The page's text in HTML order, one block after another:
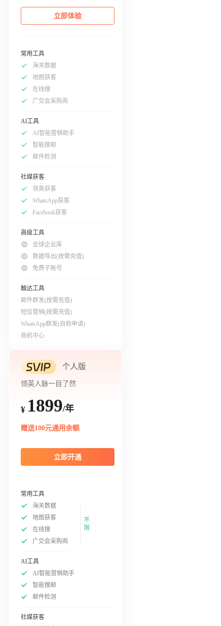
立即体验
常用工具
海关数据
地图获客
在线搜
广交会采购商
AI工具
AI智能营销助手
智能搜邮
邮件检测
社媒获客
领英获客
WhatsApp获客
Facebook获客
高级工具
全球企业库
数据导出(按需充值)
免费子账号
触达工具
邮件群发(按需充值)
短信营销(按需充值)
WhatsApp群发(自助申请)
商机中心
个人版
领英人脉一目了然
¥ 1899/年
赠送100元通用余额
立即开通
常用工具
海关数据
地图获客
在线搜
广交会采购商
不
限
AI工具
AI智能营销助手
智能搜邮
邮件检测
社媒获客